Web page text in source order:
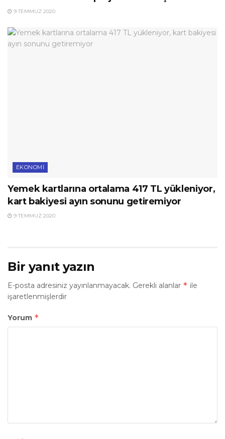
9 TEMMUZ 2020
EKONOMI
Yemek kartlarına ortalama 417 TL yükleniyor,
kart bakiyesi ayın sonunu getiremiyor
9 TEMMUZ 2020
Bir yanıt yazın
E-posta adresiniz yayınlanmayacak. Gerekli alanlar * ile
işaretlenmişlerdir
Yorum *